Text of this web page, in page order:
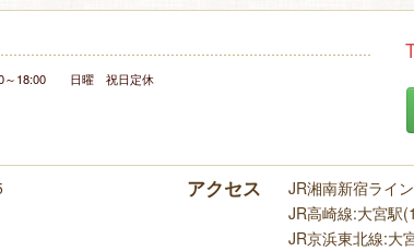
～18:00 日曜 祝日定休
アクセス
JR湘南新宿ライ
JR高崎線:大宮駅
JR京浜東北線:大